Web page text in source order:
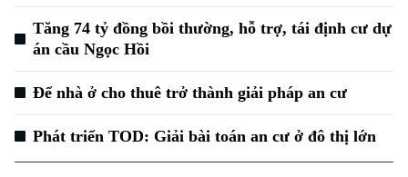
Chuyên mục
Thời sự
Tăng 74 tỷ đồng bồi thường, hỗ trợ, tái định cư dự
án cầu Ngọc Hồi
Để nhà ở cho thuê trở thành giải pháp an cư
Phát triển TOD: Giải bài toán an cư ở đô thị lớn